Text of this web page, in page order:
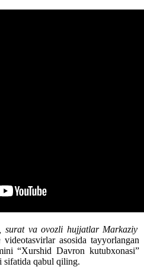
surat va ovozli hujjatlar Markaziy
videotasvirlar asosida tayyorlangan
“Xurshid Davron kutubxonasi”
sifatida qabul qiling.